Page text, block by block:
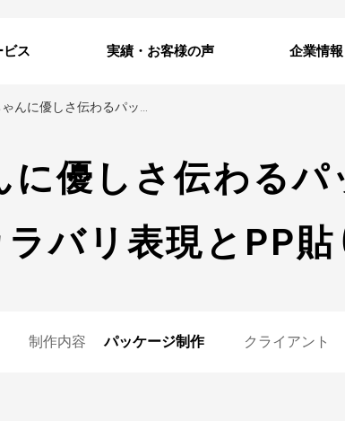
ビス 実績・お客様の声 企業情報
ワンちゃんに優しさ伝わるパッケージ制作。実物に忠実なカラバリ表現とPP貼りで滑らかな手触り
に優しさ伝わる
バリ表現とPP
制作内容 パッケージ制作 クライアント